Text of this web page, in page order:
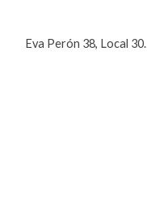
Eva Perón 38, Local 30.